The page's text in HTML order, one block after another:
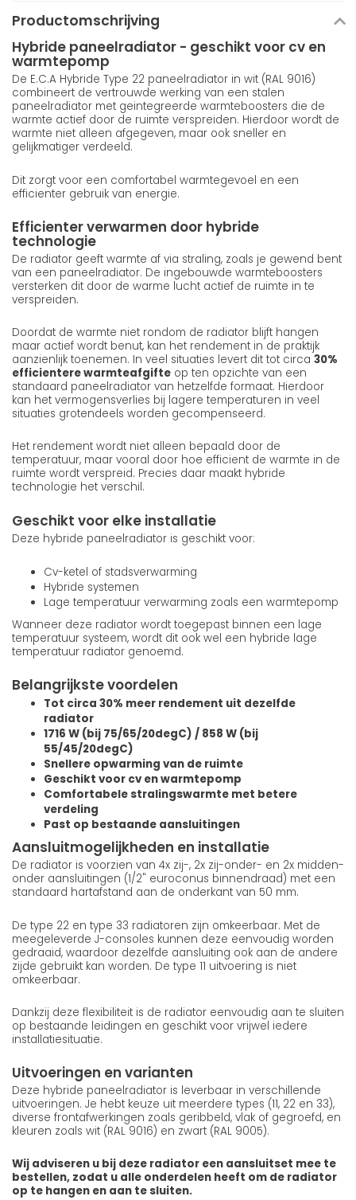
Productomschrijving
Hybride paneelradiator - geschikt voor cv en
warmtepomp
De E.C.A Hybride Type 22 paneelradiator in wit (RAL 9016)
combineert de vertrouwde werking van een stalen
paneelradiator met geintegreerde warmteboosters die de
warmte actief door de ruimte verspreiden. Hierdoor wordt de
warmte niet alleen afgegeven, maar ook sneller en
gelijkmatiger verdeeld.
Dit zorgt voor een comfortabel warmtegevoel en een
efficienter gebruik van energie.
Efficienter verwarmen door hybride
technologie
De radiator geeft warmte af via straling, zoals je gewend bent
van een paneelradiator. De ingebouwde warmteboosters
versterken dit door de warme lucht actief de ruimte in te
verspreiden.
Doordat de warmte niet rondom de radiator blijft hangen
maar actief wordt benut, kan het rendement in de praktijk
aanzienlijk toenemen. In veel situaties levert dit tot circa 30%
efficientere warmteafgifte op ten opzichte van een
standaard paneelradiator van hetzelfde formaat. Hierdoor
kan het vermogensverlies bij lagere temperaturen in veel
situaties grotendeels worden gecompenseerd.
Het rendement wordt niet alleen bepaald door de
temperatuur, maar vooral door hoe efficient de warmte in de
ruimte wordt verspreid. Precies daar maakt hybride
technologie het verschil.
Geschikt voor elke installatie
Deze hybride paneelradiator is geschikt voor:
Cv-ketel of stadsverwarming
Hybride systemen
Lage temperatuur verwarming zoals een warmtepomp
Wanneer deze radiator wordt toegepast binnen een lage
temperatuur systeem, wordt dit ook wel een hybride lage
temperatuur radiator genoemd.
Belangrijkste voordelen
Tot circa 30% meer rendement uit dezelfde
radiator
1716 W (bij 75/65/20degC) / 858 W (bij
55/45/20degC)
Snellere opwarming van de ruimte
Geschikt voor cv en warmtepomp
Comfortabele stralingswarmte met betere
verdeling
Past op bestaande aansluitingen
Aansluitmogelijkheden en installatie
De radiator is voorzien van 4x zij-, 2x zij-onder- en 2x midden-
onder aansluitingen (1/2" euroconus binnendraad) met een
standaard hartafstand aan de onderkant van 50 mm.
De type 22 en type 33 radiatoren zijn omkeerbaar. Met de
meegeleverde J-consoles kunnen deze eenvoudig worden
gedraaid, waardoor dezelfde aansluiting ook aan de andere
zijde gebruikt kan worden. De type 11 uitvoering is niet
omkeerbaar.
Dankzij deze flexibiliteit is de radiator eenvoudig aan te sluiten
op bestaande leidingen en geschikt voor vrijwel iedere
installatiesituatie.
Uitvoeringen en varianten
Deze hybride paneelradiator is leverbaar in verschillende
uitvoeringen. Je hebt keuze uit meerdere types (11, 22 en 33),
diverse frontafwerkingen zoals geribbeld, vlak of gegroefd, en
kleuren zoals wit (RAL 9016) en zwart (RAL 9005).
Wij adviseren u bij deze radiator een aansluitset mee te
bestellen, zodat u alle onderdelen heeft om de radiator
op te hangen en aan te sluiten.